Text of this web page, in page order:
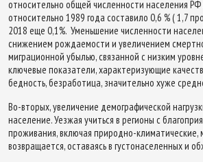
относительно общей численности населения РФ
относительно 1989 года составило 0,6 % ( 1,7
2018 еще 0,1%. Уменьшение численности
снижением рождаемости и увеличением
миграционной убылью, связанной с низким
ключевые показатели, характеризующие
бедность, безработица, значительно хуже
Во-вторых, увеличение демографической
население. Уезжая учиться в регионы с
проживания, включая природно-
возвращается, оставаясь в густонаселенных и